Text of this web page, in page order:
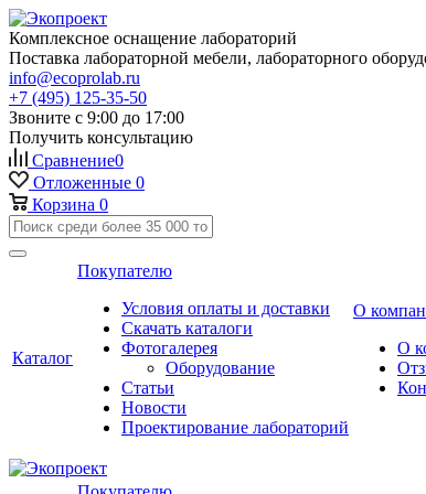
Комплексное оснащение лабораторий
Поставка лабораторной мебели, лабораторного
info@ecoprolab.ru
+7 (495) 125-35-50
Звоните с 9:00 до 17:00
Получить консультацию
Сравнение0
Отложенные 0
Корзина 0
Каталог
Покупателю
Условия оплаты и доставки
Скачать каталоги
Фотогалерея
Оборудование
Статьи
Новости
Проектирование лабораторий
О
О